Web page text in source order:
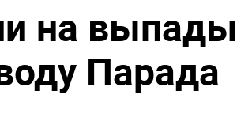
на выпады
Парада